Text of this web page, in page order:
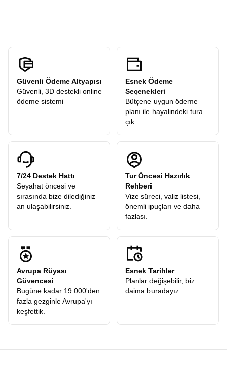
Güvenli Ödeme Altyapısı
Güvenli, 3D destekli online
ödeme sistemi
Esnek Ödeme
Seçenekleri
Bütçene uygun ödeme
planı ile hayalindeki tura
çık.
7/24 Destek Hattı
Seyahat öncesi ve
sırasında bize dilediğiniz
an ulaşabilirsiniz.
Tur Öncesi Hazırlık
Rehberi
Vize süreci, valiz listesi,
önemli ipuçları ve daha
fazlası.
Avrupa Rüyası
Güvencesi
Bugüne kadar 19.000'den
fazla gezginle Avrupa'yı
keşfettik.
Esnek Tarihler
Planlar değişebilir, biz
daima buradayız.